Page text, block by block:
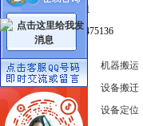
联系人：田小姐
手 机：13537475136
工厂搬迁
机器搬运
吊车出租
设备搬迁
机器移位
设备定位